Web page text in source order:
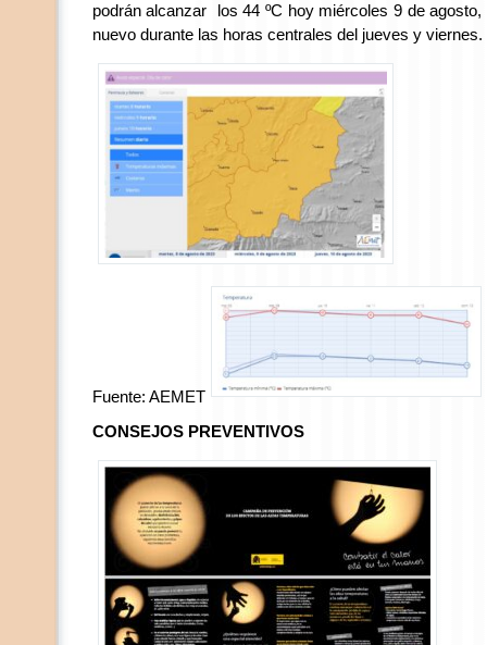
podrán alcanzar los 44 ºC hoy miércoles 9 de
nuevo durante las horas centrales del jueves y viernes.
Fuente: AEMET
CONSEJOS PREVENTIVOS